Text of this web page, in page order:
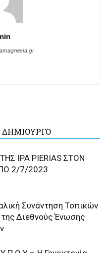
ΔΗΜΙΟΥΡΓΟ
IPA PIERIAS ΣΤΟΝ
2/7/2023
Συνάντηση Τοπικών
Διεθνούς Ένωσης